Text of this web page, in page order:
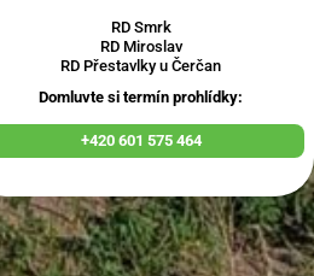
RD Smrk
RD Miroslav
RD Přestavlky u Čerčan
Domluvte si termín prohlídky:
+420 601 575 464